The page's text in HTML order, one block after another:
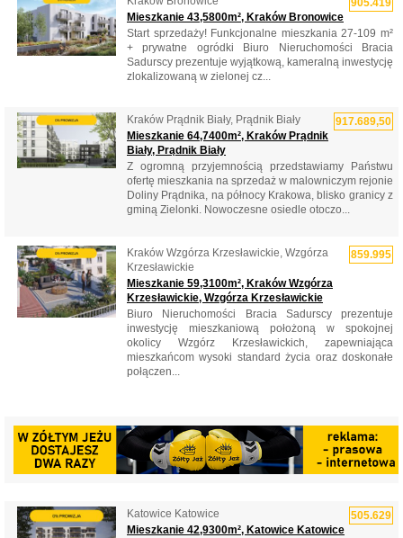
905.419
Mieszkanie 43,5800m², Kraków Bronowice
Start sprzedaży! Funkcjonalne mieszkania 27-109 m²
+ prywatne ogródki Biuro Nieruchomości Bracia
Sadurscy prezentuje wyjątkową, kameralną inwestycję
zlokalizowaną w zielonej cz...
917.689,50
Kraków Prądnik Biały, Prądnik Biały
Mieszkanie 64,7400m², Kraków Prądnik
Biały, Prądnik Biały
Z ogromną przyjemnością przedstawiamy Państwu
ofertę mieszkania na sprzedaż w malowniczym rejonie
Doliny Prądnika, na północy Krakowa, blisko granicy z
gminą Zielonki. Nowoczesne osiedle otoczo...
859.995
Kraków Wzgórza Krzesławickie, Wzgórza
Krzesławickie
Mieszkanie 59,3100m², Kraków Wzgórza
Krzesławickie, Wzgórza Krzesławickie
Biuro Nieruchomości Bracia Sadurscy prezentuje
inwestycję mieszkaniową położoną w spokojnej
okolicy Wzgórz Krzesławickich, zapewniająca
mieszkańcom wysoki standard życia oraz doskonałe
połączen...
505.629
Katowice Katowice
Mieszkanie 42,9300m², Katowice Katowice